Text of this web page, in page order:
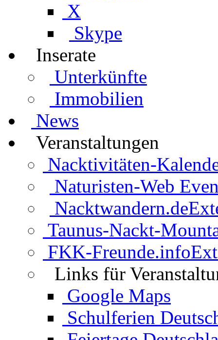
X
Skype
Inserate
Unterkünfte
Immobilien
News
Veranstaltungen
Nacktivitäten-
Naturisten-Web
Nacktwandern.de
Taunus-Nackt-
FKK-Freunde.info
Links für
Google Maps
Schulferien